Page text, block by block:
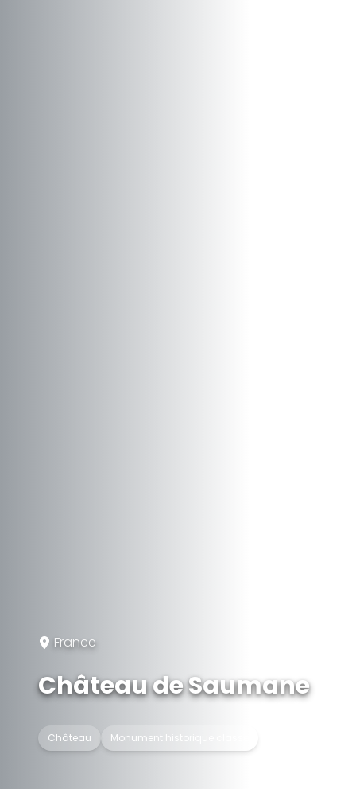
France
Château de Saumane
Château Monument historique classé